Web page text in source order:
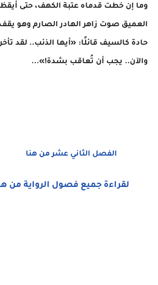
​وما إن خطت قدماه عتبة الكهف، حتى
العميق صوت زاهر الهادر الصارم وهو
حادة كالسيف قائلًا: «أيها الذئب.. لقد
والآن.. يجب أن تُعاقب بشدة!»...
الفصل الثاني عشر من هنا
لقراءة جميع فصول الرواية من